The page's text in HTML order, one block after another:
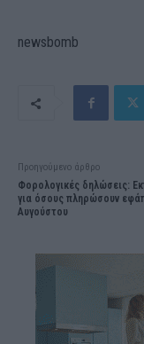
newsbomb
Προηγούμενο άρθρο
Φορολογικές δηλώσεις:
για όσους πληρώσουν
Αυγούστου